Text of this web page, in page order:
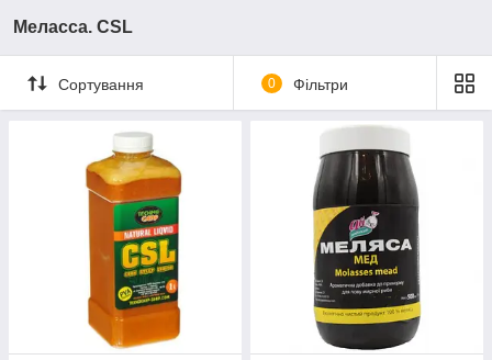
Меласса. CSL
Сортування 0 Фільтри